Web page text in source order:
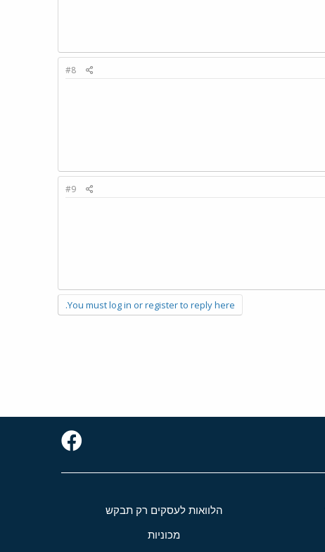
#8
#9
You must log in or register to reply here.
הלוואות לעסקים רק תבקש
מכוניות